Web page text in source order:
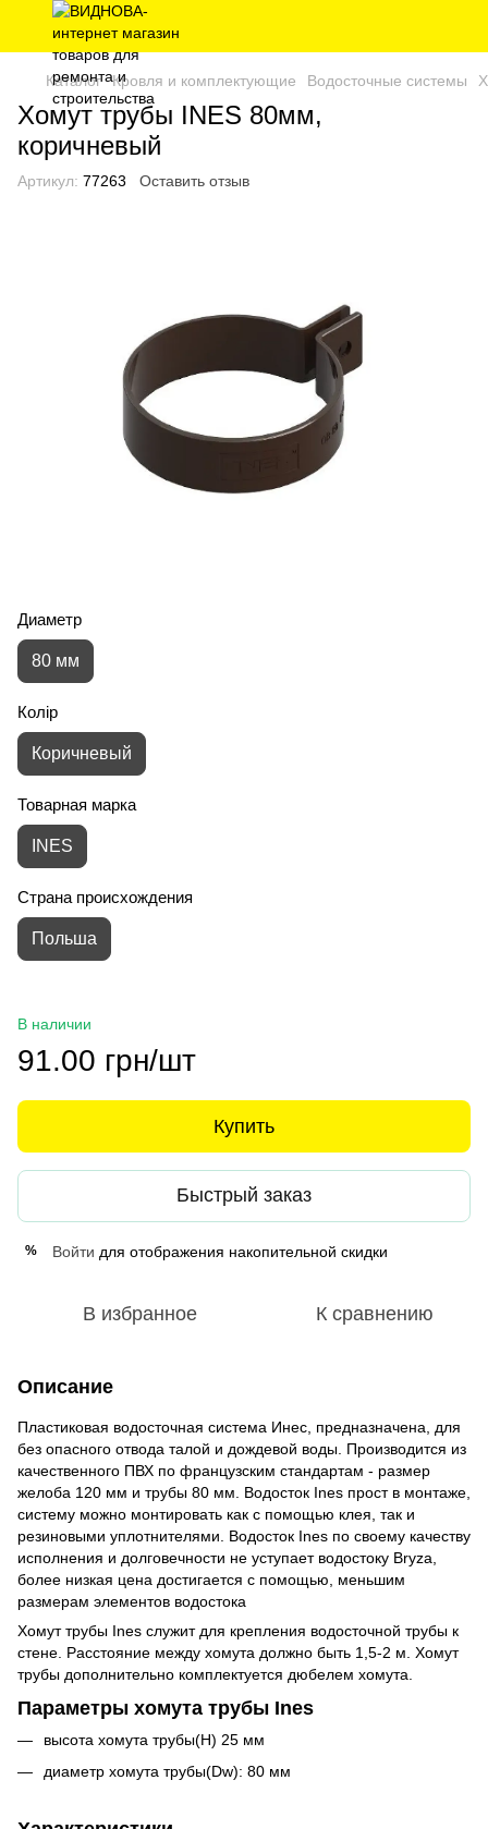
Каталог Кровля и комплектующие Водосточные системы
Хомут трубы INES 80мм,
коричневый
Артикул: 77263 Оставить отзыв
Диаметр
80 мм
Колір
Коричневый
Товарная марка
INES
Страна происхождения
Польша
В наличии
91.00 грн/шт
Купить
Быстрый заказ
% Войти для отображения накопительной скидки
В избранное К сравнению
Описание
Пластиковая водосточная система Инес, предназначена, для
без опасного отвода талой и дождевой воды. Производится из
качественного ПВХ по французским стандартам - размер
желоба 120 мм и трубы 80 мм. Водосток Ines прост в монтаже,
систему можно монтировать как с помощью клея, так и
резиновыми уплотнителями. Водосток Ines по своему качеству
исполнения и долговечности не уступает водостоку Bryza,
более низкая цена достигается с помощью, меньшим
размерам элементов водостока
Хомут трубы Ines служит для крепления водосточной трубы к
стене. Расстояние между хомута должно быть 1,5-2 м. Хомут
трубы дополнительно комплектуется дюбелем хомута.
Параметры хомута трубы Ines
высота хомута трубы(H) 25 мм
диаметр хомута трубы(Dw): 80 мм